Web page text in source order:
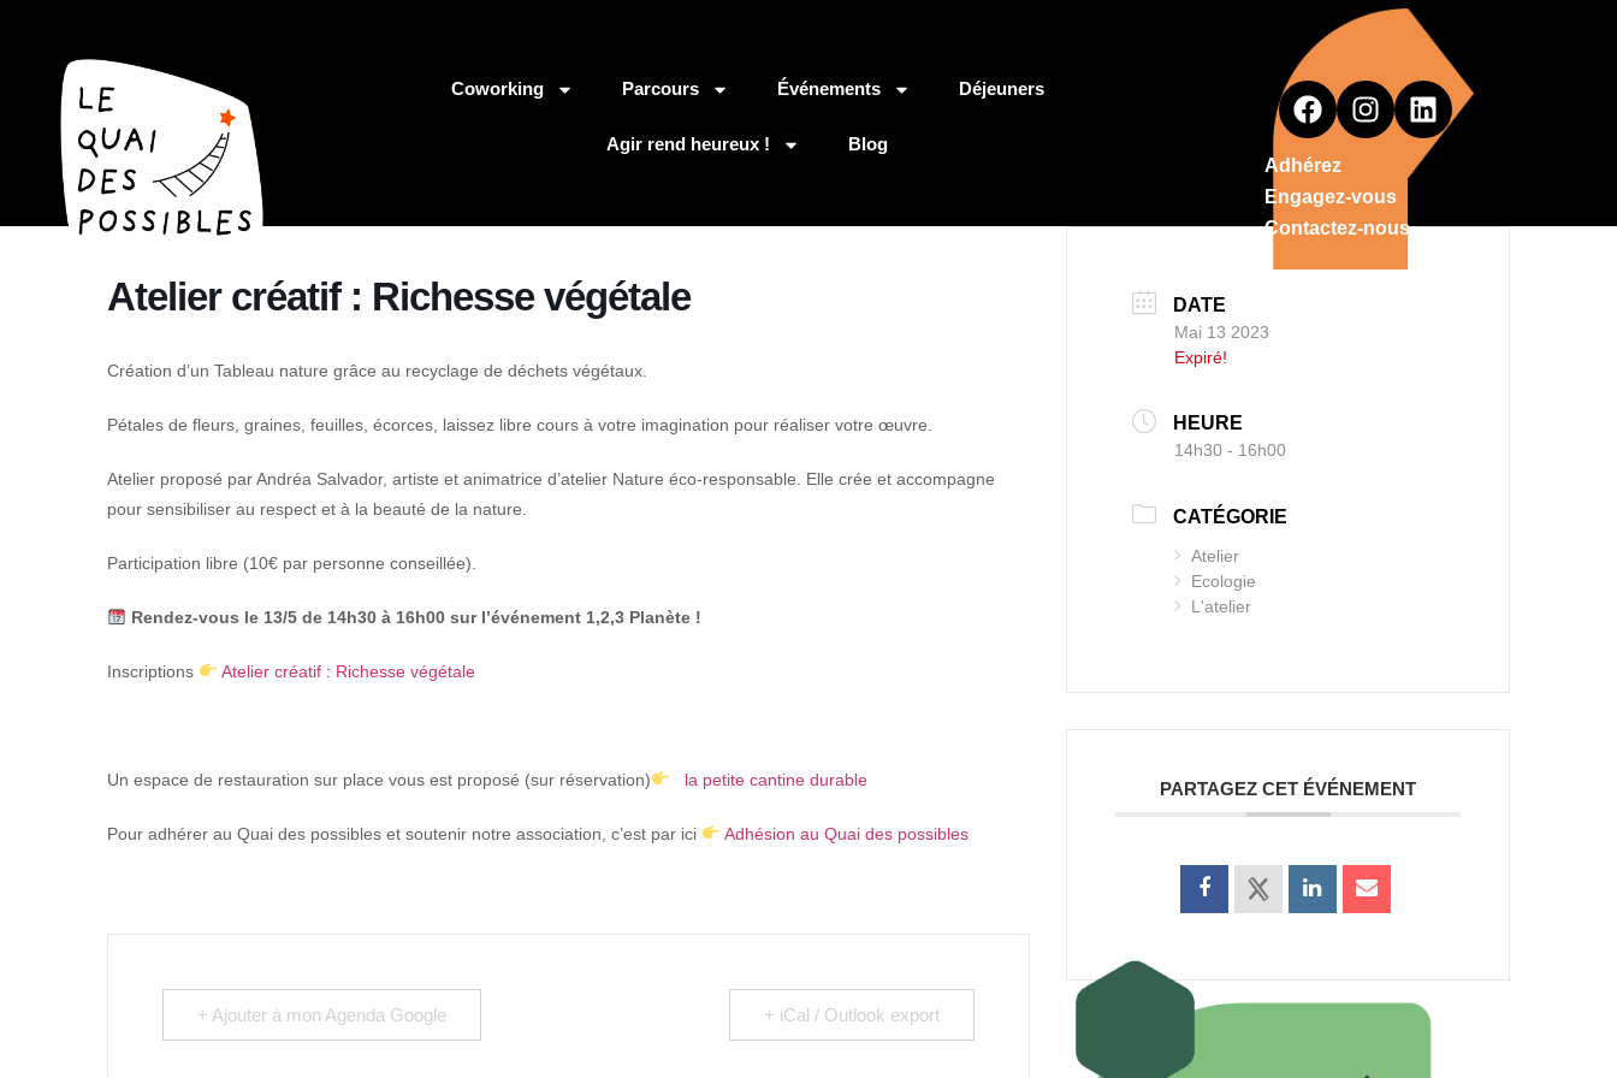
Coworking Parcours Événements Déjeuners
Agir rend heureux !
Blog
Adhérez
Engagez-vous
Contactez-nous
Atelier créatif : Richesse végétale
Création d’un Tableau nature grâce au recyclage de déchets végétaux.
Pétales de fleurs, graines, feuilles, écorces, laissez libre cours à votre imagination pour réaliser votre œuvre.
Atelier proposé par Andréa Salvador, artiste et animatrice d’atelier Nature éco-responsable. Elle crée et accompagne
pour sensibiliser au respect et à la beauté de la nature.
Participation libre (10€ par personne conseillée).
Rendez-vous le 13/5 de 14h30 à 16h00 sur l’événement 1,2,3 Planète !
Inscriptions Atelier créatif : Richesse végétale
Un espace de restauration sur place vous est proposé (sur réservation) la petite cantine durable
Pour adhérer au Quai des possibles et soutenir notre association, c’est par ici Adhésion au Quai des possibles
+ Ajouter à mon Agenda Google + iCal / Outlook export
DATE
Mai 13 2023
Expiré!
HEURE
14h30 - 16h00
CATÉGORIE
Atelier
Ecologie
L'atelier
PARTAGEZ CET ÉVÉNEMENT